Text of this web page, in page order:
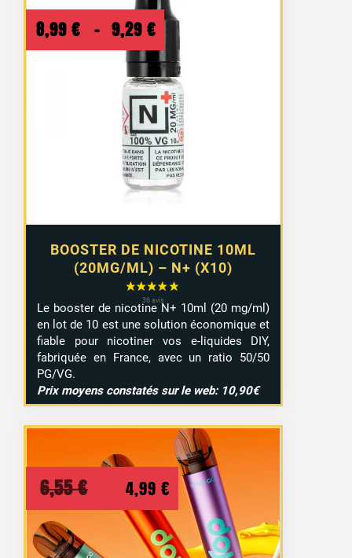
BOOSTER DE NICOTINE 10ML
(20MG/ML) – N+ (X10)
8,99 € – 9,29 € Plage
de
prix :
8,99 €
à
9,29 €
Le booster de nicotine N+ 10ml (20 mg/ml)
en lot de 10 est une solution économique et
fiable pour nicotiner vos e-liquides DIY,
fabriquée en France, avec un ratio 50/50
PG/VG.
Prix moyens constatés sur le web: 10,90€
6,55€
Le
prix
initial
4,99 € Le
prix
actuel